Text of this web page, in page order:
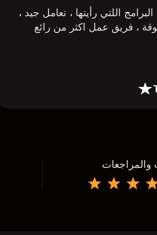
اللتي رأيتها ، تعامل جيد ،
، فريق عمل اكثر من رائع
والمراجعات